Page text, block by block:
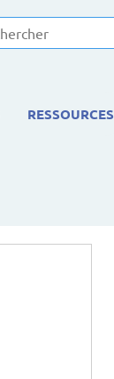
RESSOURCES